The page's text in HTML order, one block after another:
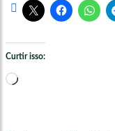
Curtir isso:
Carregando...